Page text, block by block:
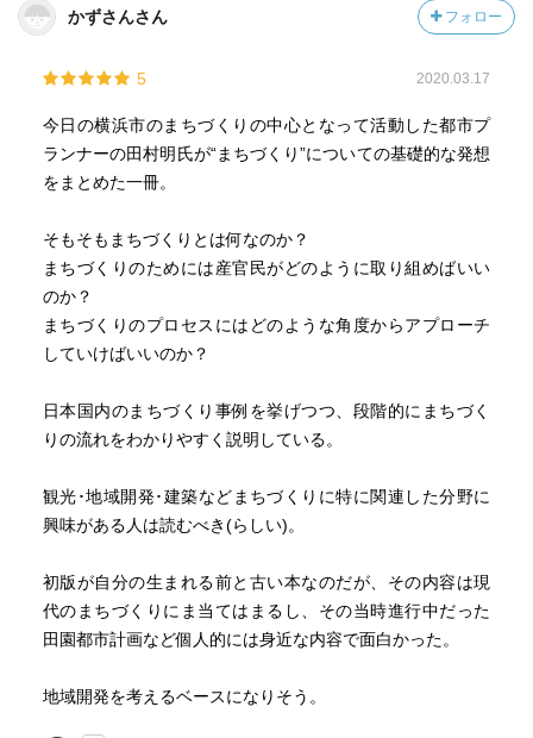
念、相互交流の理念、内発性の理念。ふーむ。すごい。
的創造性を育む。一番重要なのは、実践するということ
だ。思想から現場へ。現場から実践へ。そのことがまちを
愛するということになる。
かずさんさん フォロー
5 2020.03.17
今日の横浜市のまちづくりの中心となって活動した都市プ
ランナーの田村明氏が“まちづくり”についての基礎的な発想
をまとめた一冊。
そもそもまちづくりとは何なのか？
まちづくりのためには産官民がどのように取り組めばいい
のか？
まちづくりのプロセスにはどのような角度からアプローチ
していけばいいのか？
日本国内のまちづくり事例を挙げつつ、段階的にまちづく
りの流れをわかりやすく説明している。
観光･地域開発･建築などまちづくりに特に関連した分野に
興味がある人は読むべき(らしい)。
初版が自分の生まれる前と古い本なのだが、その内容は現
代のまちづくりにま当てはまるし、その当時進行中だった
田園都市計画など個人的には身近な内容で面白かった。
地域開発を考えるベースになりそう。